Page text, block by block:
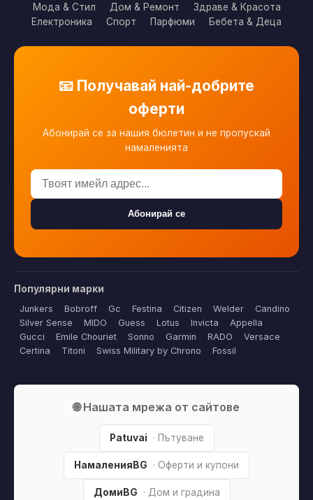
Мода & Стил Дом & Ремонт
Здраве & Красота
Електроника
Спорт Парфюми Бебета & Деца
📧 Получавай най-добрите
оферти
Абонирай се за нашия бюлетин и не пропускай
намаленията
Абонирай се
Популярни марки
Junkers Bobroff Gc Festina Citizen Welder
Candino
Silver Sense
MIDO Guess Lotus Invicta
Appella
Gucci
Emile Chouriet Sonno Garmin RADO
Versace
Certina
Titoni Swiss Military by Chrono Fossil
🌐 Нашата мрежа от сайтове
Patuvai · Пътуване
НамаленияBG · Оферти и купони
ДомиBG · Дом и градина